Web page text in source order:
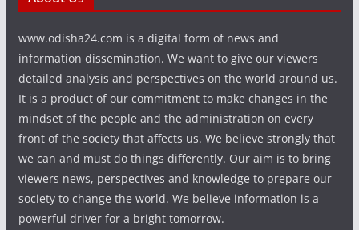
www.odisha24.com is a digital form of news and
information dissemination. We want to give our viewers
detailed analysis and perspectives on the world around us.
It is a product of our commitment to make changes in the
mindset of the people and the administration on every
front of the society that affects us. We believe strongly that
we can and must do things differently. Our aim is to bring
viewers news, perspectives and knowledge to prepare our
society to change the world. We believe information is a
powerful driver for a bright tomorrow.